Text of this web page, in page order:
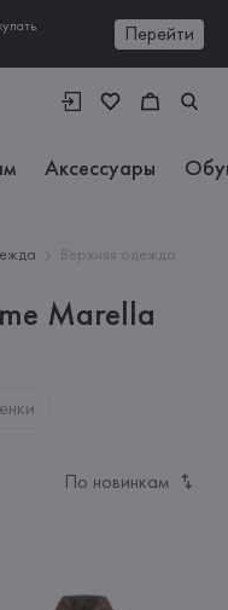
Перейти
Аксессуары
Верхняя одежда
Marella
По новинкам